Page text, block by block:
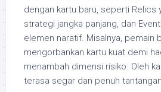
dengan kartu baru, seperti Relics
strategi jangka panjang, dan
elemen naratif. Misalnya, pemain
mengorbankan kartu kuat demi
menambah dimensi risiko. Oleh
terasa segar dan penuh